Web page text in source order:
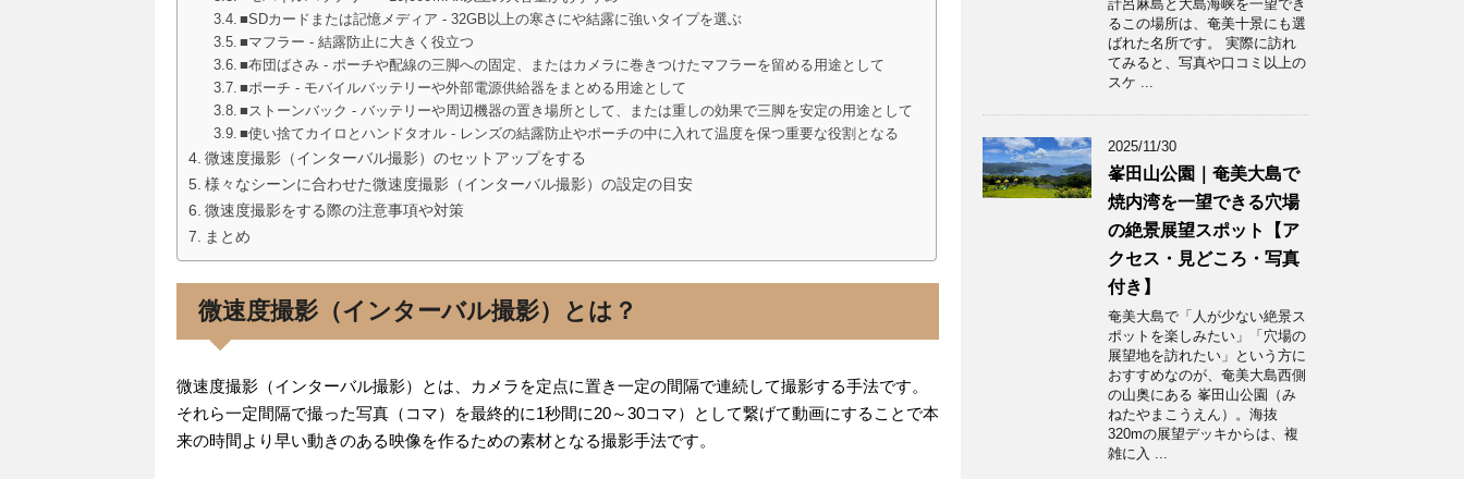
■SDカードまたは記憶メディア - 32GB以上の寒さにや結露に強いタイプを選ぶ
■マフラー - 結露防止に大きく役立つ
■布団ばさみ - ポーチや配線の三脚への固定、またはカメラに巻きつけたマフラーを留める用途として
■ポーチ - モバイルバッテリーや外部電源供給器をまとめる用途として
■ストーンバック - バッテリーや周辺機器の置き場所として、または重しの効果で三脚を安定の用途として
■使い捨てカイロとハンドタオル - レンズの結露防止やポーチの中に入れて温度を保つ重要な役割となる
微速度撮影（インターバル撮影）のセットアップをする
様々なシーンに合わせた微速度撮影（インターバル撮影）の設定の目安
微速度撮影をする際の注意事項や対策
まとめ
微速度撮影（インターバル撮影）とは？
微速度撮影（インターバル撮影）とは、カメラを定点に置き一定の間隔で連続して撮影する手法です。
それら一定間隔で撮った写真（コマ）を最終的に1秒間に20～30コマ）として繋げて動画にすることで本
来の時間より早い動きのある映像を作るための素材となる撮影手法です。
計呂麻島と大島海峡を一望でき
るこの場所は、奄美十景にも選
ばれた名所です。 実際に訪れ
てみると、写真や口コミ以上の
スケ ...
2025/11/30
峯田山公園｜奄美大島で
焼内湾を一望できる穴場
の絶景展望スポット【ア
クセス・見どころ・写真
付き】
奄美大島で「人が少ない絶景ス
ポットを楽しみたい」「穴場の
展望地を訪れたい」という方に
おすすめなのが、奄美大島西側
の山奥にある 峯田山公園（み
ねたやまこうえん）。海抜
320mの展望デッキからは、複
雑に入 ...